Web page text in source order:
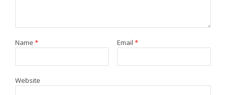
Name * Email *
Website